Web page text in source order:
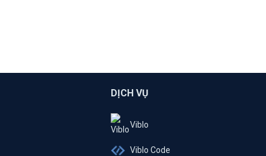
DỊCH VỤ
Viblo
Viblo Code